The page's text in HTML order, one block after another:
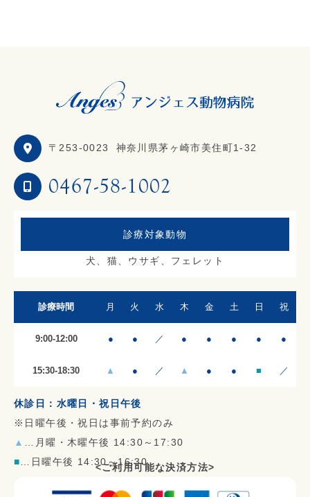
〒253-0023 神奈川県茅ヶ崎市美住町1-32
0467-58-1002
診療対象動物
犬、猫、ウサギ、フェレット
診療時間 月 火 水 木 金 土 日 祝
9:00-12:00 ● ● ／ ● ● ● ● ●
15:30-18:30 ▲ ● ／ ▲ ● ● ■ ／
休診日：水曜日・祝日午後
※日曜午後・祝日は事前予約のみ
▲
…月曜・木曜午後 14:30～17:30
■ …日曜午後 14:30～16:30<ご利用可能な決済方法>